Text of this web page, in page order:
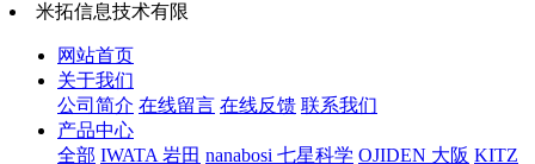
米拓信息技术有限
网站首页
关于我们
公司简介 在线留言 在线反馈 联系我们
产品中心
全部 IWATA 岩田 nanabosi 七星科学 OJIDEN 大阪 KITZ